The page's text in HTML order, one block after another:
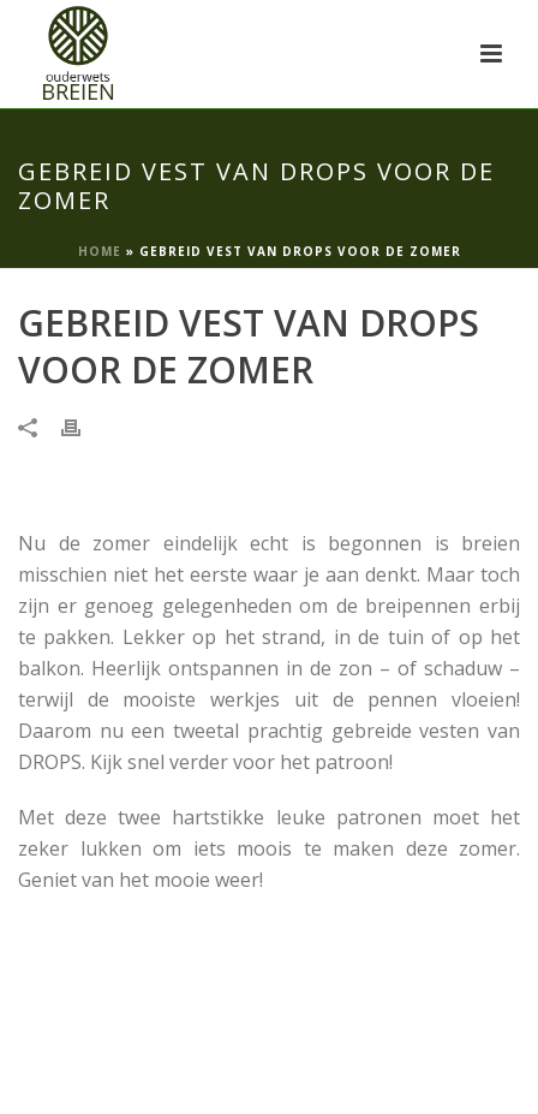
GEBREID VEST VAN DROPS VOOR DE
ZOMER
HOME » GEBREID VEST VAN DROPS VOOR DE ZOMER
GEBREID VEST VAN DROPS
VOOR DE ZOMER
Nu de zomer eindelijk echt is begonnen is breien
misschien niet het eerste waar je aan denkt. Maar toch
zijn er genoeg gelegenheden om de breipennen erbij
te pakken. Lekker op het strand, in de tuin of op het
balkon. Heerlijk ontspannen in de zon – of schaduw –
terwijl de mooiste werkjes uit de pennen vloeien!
Daarom nu een tweetal prachtig gebreide vesten van
DROPS. Kijk snel verder voor het patroon!
Met deze twee hartstikke leuke patronen moet het
zeker lukken om iets moois te maken deze zomer.
Geniet van het mooie weer!